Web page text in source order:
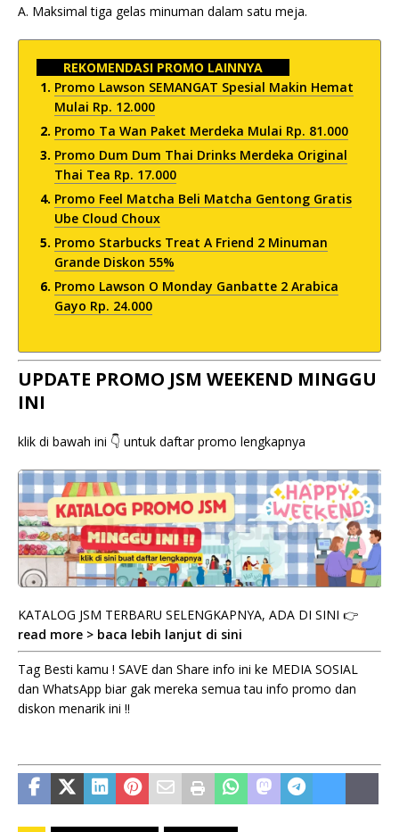
A. Maksimal tiga gelas minuman dalam satu meja.
REKOMENDASI PROMO LAINNYA
Promo Lawson SEMANGAT Spesial Makin Hemat
Mulai Rp. 12.000
Promo Ta Wan Paket Merdeka Mulai Rp. 81.000
Promo Dum Dum Thai Drinks Merdeka Original
Thai Tea Rp. 17.000
Promo Feel Matcha Beli Matcha Gentong Gratis
Ube Cloud Choux
Promo Starbucks Treat A Friend 2 Minuman
Grande Diskon 55%
Promo Lawson O Monday Ganbatte 2 Arabica
Gayo Rp. 24.000
UPDATE PROMO JSM WEEKEND MINGGU
INI
klik di bawah ini 👇 untuk daftar promo lengkapnya
KATALOG JSM TERBARU SELENGKAPNYA, ADA DI SINI 👉
read more > baca lebih lanjut di sini
Tag Besti kamu ! SAVE dan Share info ini ke MEDIA SOSIAL
dan WhatsApp biar gak mereka semua tau info promo dan
diskon menarik ini !!